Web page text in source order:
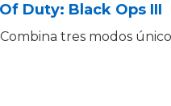
Duty: Black Ops III
Combina tres modos